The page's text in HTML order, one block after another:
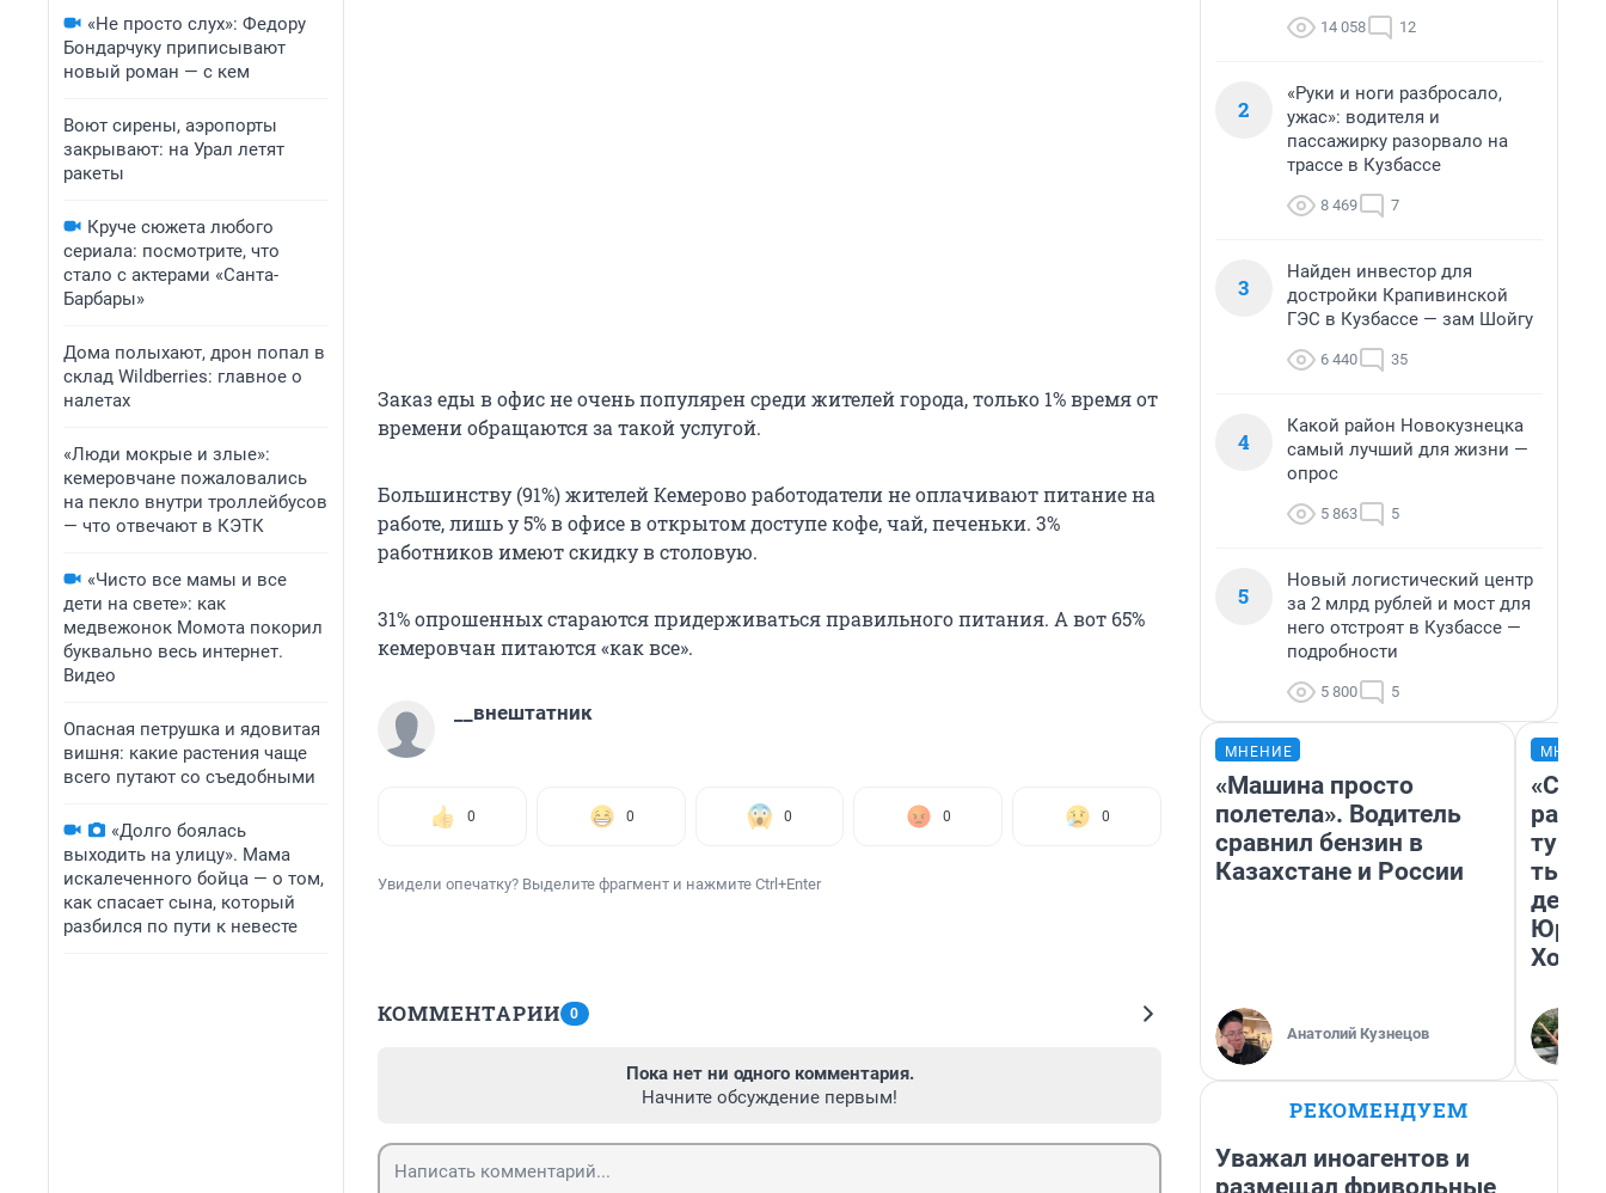
«Не просто слух»: Федору
Бондарчуку приписывают
новый роман — с кем
Воют сирены, аэропорты
закрывают: на Урал летят
ракеты
Круче сюжета любого
сериала: посмотрите, что
стало с актерами «Санта-
Барбары»
Дома полыхают, дрон попал в
склад Wildberries: главное о
налетах
«Люди мокрые и злые»:
кемеровчане пожаловались
на пекло внутри троллейбусов
— что отвечают в КЭТК
«Чисто все мамы и все
дети на свете»: как
медвежонок Момота покорил
буквально весь интернет.
Видео
Опасная петрушка и ядовитая
вишня: какие растения чаще
всего путают со съедобными
«Долго боялась
выходить на улицу». Мама
искалеченного бойца — о том,
как спасает сына, который
разбился по пути к невесте
Заказ еды в офис не очень популярен среди жителей города, только 1% время от
времени обращаются за такой услугой.
Большинству (91%) жителей Кемерово работодатели не оплачивают питание на
работе, лишь у 5% в офисе в открытом доступе кофе, чай, печеньки. 3%
работников имеют скидку в столовую.
31% опрошенных стараются придерживаться правильного питания. А вот 65%
кемеровчан питаются «как все».
__внештатник
0 0 0 0 0
Увидели опечатку? Выделите фрагмент и нажмите Ctrl+Enter
КОММЕНТАРИИ 0
Пока нет ни одного комментария.
Начните обсуждение первым!
14 058 12
2
«Руки и ноги разбросало,
ужас»: водителя и
пассажирку разорвало на
трассе в Кузбассе
8 469 7
3
Найден инвестор для
достройки Крапивинской
ГЭС в Кузбассе — зам Шойгу
6 440 35
4
Какой район Новокузнецка
самый лучший для жизни —
опрос
5 863 5
5
Новый логистический центр
за 2 млрд рублей и мост для
него отстроят в Кузбассе —
подробности
5 800 5
МНЕНИЕ
«Машина просто
полетела». Водитель
сравнил бензин в
Казахстане и России
Анатолий Кузнецов
день
РЕКОМЕНДУЕМ
Уважал иноагентов и
размещал фривольные